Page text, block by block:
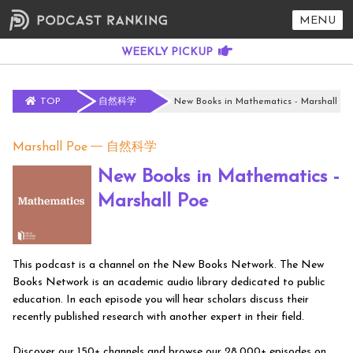
MENU
TOP 自然科学 New Books in Mathematics - Marshall
Marshall Poe 自然科学
New Books in Mathematics -
Marshall Poe
This podcast is a channel on the New Books Network. The New
Books Network is an academic audio library dedicated to public
education. In each episode you will hear scholars discuss their
recently published research with another expert in their field.